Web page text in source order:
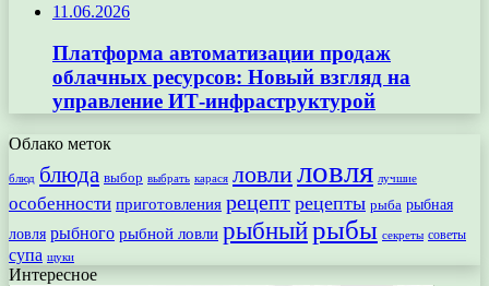
11.06.2026
Платформа автоматизации продаж
облачных ресурсов: Новый взгляд на
управление ИТ-инфраструктурой
Облако меток
блюд блюда выбор выбрать карася ловлиловля лучшие
особенности приготовления рецепт рецепты рыба рыбная
ловля рыбного рыбной ловли рыбныйрыбы секреты советы
супа щуки
Интересное